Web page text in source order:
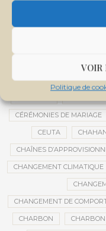
VOIR
Politique de
CENTRE DE SANTÉ
CENTRE
CENTRE NATIONAL DES
CENTRES DE DONNÉES
CÉRÉMONIES DE MARIAGE
CEUTA
CHAÎNES
CHANGEMENT CLIMATIQUE
CHANGEMENT DE
CHARBON